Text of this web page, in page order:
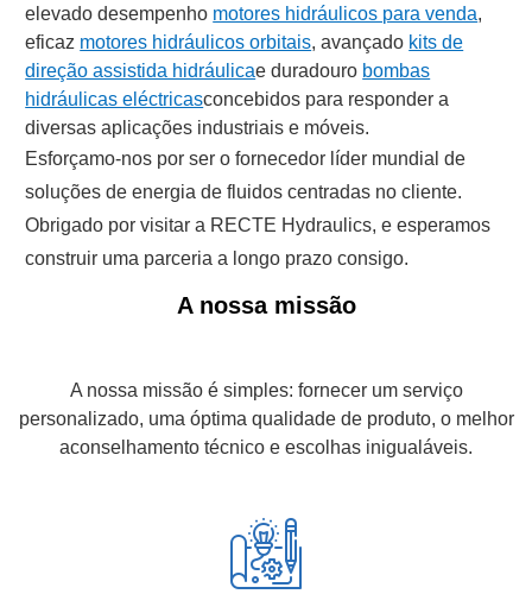
elevado desempenho motores hidráulicos para venda,
eficaz motores hidráulicos orbitais, avançado kits de
direção assistida hidráulicae duradouro bombas
hidráulicas eléctricasconcebidos para responder a
diversas aplicações industriais e móveis.
Esforçamo-nos por ser o fornecedor líder mundial de
soluções de energia de fluidos centradas no cliente.
Obrigado por visitar a RECTE Hydraulics, e esperamos
construir uma parceria a longo prazo consigo.
A nossa missão
A nossa missão é simples: fornecer um serviço
personalizado, uma óptima qualidade de produto, o melhor
aconselhamento técnico e escolhas inigualáveis.